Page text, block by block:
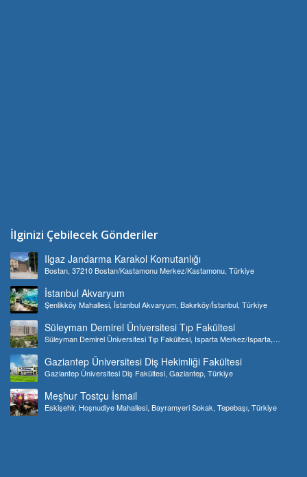
İlginizi Çebilecek Gönderiler
Ilgaz Jandarma Karakol Komutanlığı
Bostan, 37210 Bostan/Kastamonu Merkez/Kastamonu, Türkiye
İstanbul Akvaryum
Şenlikköy Mahallesi, İstanbul Akvaryum, Bakırköy/İstanbul, Türkiye
Süleyman Demirel Üniversitesi Tıp Fakültesi
Süleyman Demirel Üniversitesi Tıp Fakültesi, Isparta Merkez/Isparta,
Gaziantep Üniversitesi Diş Hekimliği Fakültesi
Gaziantep Üniversitesi Diş Fakültesi, Gaziantep, Türkiye
Meşhur Tostçu İsmail
Eskişehir, Hoşnudiye Mahallesi, Bayramyeri Sokak, Tepebaşı, Türkiye